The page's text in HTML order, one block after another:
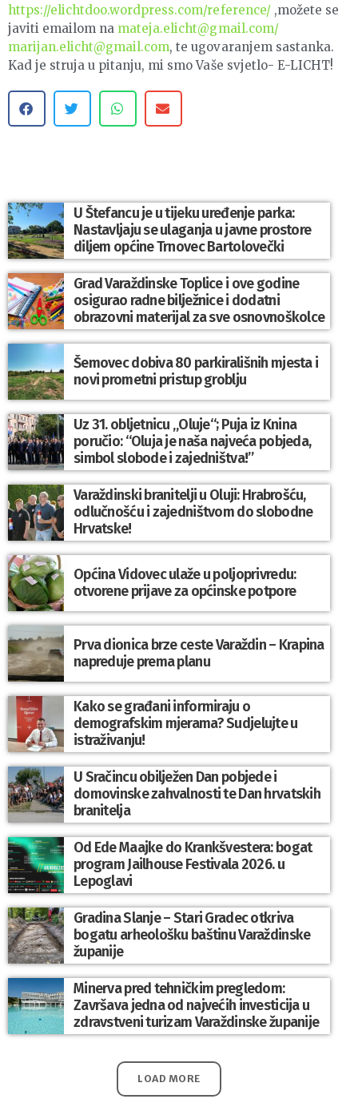
https://elichtdoo.wordpress.com/reference/,možete se
javiti emailom na mateja.elicht@gmail.com/
marijan.elicht@gmail.com, te ugovaranjem sastanka.
Kad je struja u pitanju, mi smo Vaše svjetlo- E-LICHT!
U Štefancu je u tijeku uređenje parka:
Nastavljaju se ulaganja u javne prostore
diljem općine Trnovec Bartolovečki
Grad Varaždinske Toplice i ove godine
osigurao radne bilježnice i dodatni
obrazovni materijal za sve osnovnoškolce
Šemovec dobiva 80 parkirališnih mjesta i
novi prometni pristup groblju
Uz 31. obljetnicu „Oluje“; Puja iz Knina
poručio: “Oluja je naša najveća pobjeda,
simbol slobode i zajedništva!”
Varaždinski branitelji u Oluji: Hrabrošću,
odlučnošću i zajedništvom do slobodne
Hrvatske!
Općina Vidovec ulaže u poljoprivredu:
otvorene prijave za općinske potpore
Prva dionica brze ceste Varaždin – Krapina
napreduje prema planu
Kako se građani informiraju o
demografskim mjerama? Sudjelujte u
istraživanju!
U Sračincu obilježen Dan pobjede i
domovinske zahvalnosti te Dan hrvatskih
branitelja
Od Ede Maajke do Krankšvestera: bogat
program Jailhouse Festivala 2026. u
Lepoglavi
Gradina Slanje – Stari Gradec otkriva
bogatu arheološku baštinu Varaždinske
županije
Minerva pred tehničkim pregledom:
Završava jedna od najvećih investicija u
zdravstveni turizam Varaždinske županije
LOAD MORE